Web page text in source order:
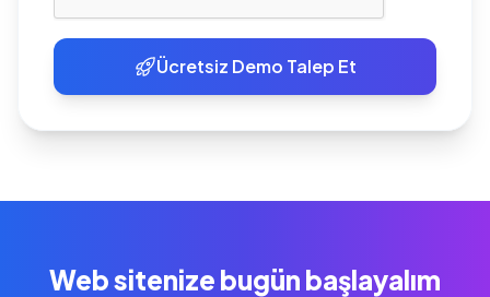
Ücretsiz Demo Talep Et
Web sitenize bugün başlayalım